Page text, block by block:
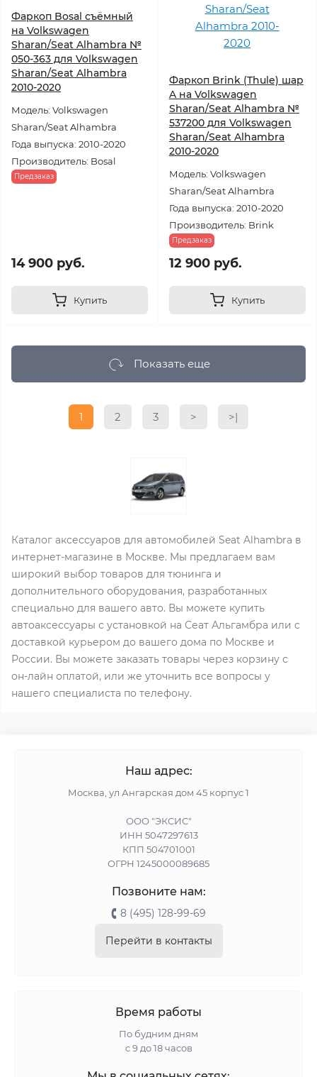
Фаркоп Bosal съёмный
на Volkswagen
Sharan/Seat Alhambra №
050-363 для Volkswagen
Sharan/Seat Alhambra
2010-2020
Модель: Volkswagen
Sharan/Seat Alhambra
Года выпуска: 2010-2020
Производитель: Bosal
Предзаказ
14 900 руб.
Купить
Фаркоп Brink (Thule) шар
A на Volkswagen
Sharan/Seat Alhambra №
537200 для Volkswagen
Sharan/Seat Alhambra
2010-2020
Модель: Volkswagen
Sharan/Seat Alhambra
Года выпуска: 2010-2020
Производитель: Brink
Предзаказ
12 900 руб.
Купить
Показать еще
1 2 3 > >|
Каталог аксессуаров для автомобилей Seat Alhambra в
интернет-магазине в Москве. Мы предлагаем вам
широкий выбор товаров для тюнинга и
дополнительного оборудования, разработанных
специально для вашего авто. Вы можете купить
автоаксессуары с установкой на Сеат Альгамбра или с
доставкой курьером до вашего дома по Москве и
России. Вы можете заказать товары через корзину с
он-лайн оплатой, или же уточнить все вопросы у
нашего специалиста по телефону.
Наш адрес:
Москва, ул Ангарская дом 45 корпус 1
ООО "ЭКСИС"
ИНН 5047297613
КПП 504701001
ОГРН 1245000089685
Позвоните нам:
8 (495) 128-99-69
Перейти в контакты
Время работы
По будним дням
с 9 до 18 часов